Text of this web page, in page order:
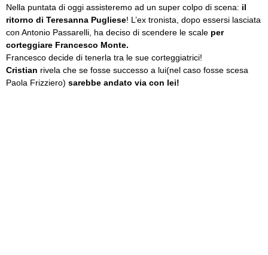
Nella puntata di oggi assisteremo ad un super colpo di scena: il
ritorno di Teresanna Pugliese! L’ex tronista, dopo essersi lasciata
con Antonio Passarelli, ha deciso di scendere le scale per
corteggiare Francesco Monte.
Francesco decide di tenerla tra le sue corteggiatrici!
Cristian rivela che se fosse successo a lui(nel caso fosse scesa
Paola Frizziero) sarebbe andato via con lei!